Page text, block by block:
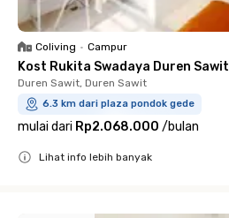
Coliving • Campur
Kost Rukita Swadaya Duren Sawit
Duren Sawit, Duren Sawit
6.3 km dari plaza pondok gede
mulai dari Rp2.068.000 /bulan
Lihat info lebih banyak